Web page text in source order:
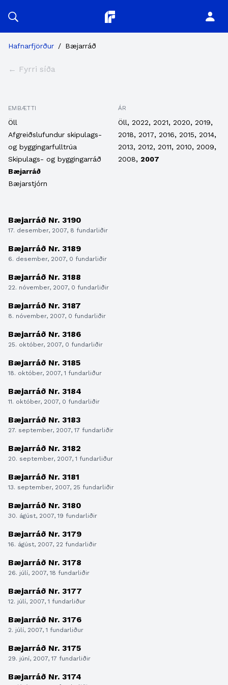
Planitor
Hafnarfjörður / Bæjarráð
← Fyrri síða
EMBÆTTI
Öll
Afgreiðslufundur skipulags-
og byggingarfulltrúa
Skipulags- og byggingarráð
Bæjarráð
Bæjarstjórn
ÁR
Öll, 2022, 2021, 2020, 2019,
2018, 2017, 2016, 2015, 2014,
2013, 2012, 2011, 2010, 2009,
2008, 2007
Bæjarráð Nr. 3190
17. desember, 2007, 8 fundarliðir
Bæjarráð Nr. 3189
6. desember, 2007, 0 fundarliðir
Bæjarráð Nr. 3188
22. nóvember, 2007, 0 fundarliðir
Bæjarráð Nr. 3187
8. nóvember, 2007, 0 fundarliðir
Bæjarráð Nr. 3186
25. október, 2007, 0 fundarliðir
Bæjarráð Nr. 3185
18. október, 2007, 1 fundarliður
Bæjarráð Nr. 3184
11. október, 2007, 0 fundarliðir
Bæjarráð Nr. 3183
27. september, 2007, 17 fundarliðir
Bæjarráð Nr. 3182
20. september, 2007, 1 fundarliður
Bæjarráð Nr. 3181
13. september, 2007, 25 fundarliðir
Bæjarráð Nr. 3180
30. ágúst, 2007, 19 fundarliðir
Bæjarráð Nr. 3179
16. ágúst, 2007, 22 fundarliðir
Bæjarráð Nr. 3178
26. júlí, 2007, 18 fundarliðir
Bæjarráð Nr. 3177
12. júlí, 2007, 1 fundarliður
Bæjarráð Nr. 3176
2. júlí, 2007, 1 fundarliður
Bæjarráð Nr. 3175
29. júní, 2007, 17 fundarliðir
Bæjarráð Nr. 3174